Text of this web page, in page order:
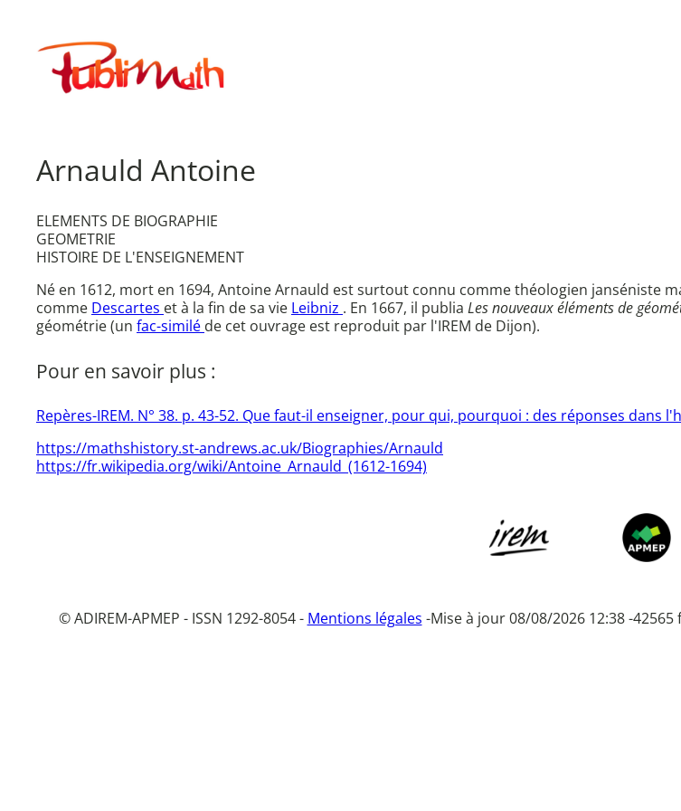
contenuPublimath
Arnauld Antoine
ELEMENTS DE BIOGRAPHIE
GEOMETRIE
HISTOIRE DE L'ENSEIGNEMENT
Né en 1612, mort en 1694, Antoine Arnauld est surtout connu comme théologien janséniste
comme Descartes et à la fin de sa vie Leibniz . En 1667, il publia Les nouveaux éléments de
géométrie (un fac-similé de cet ouvrage est reproduit par l'IREM de Dijon).
Pour en savoir plus :
Repères-IREM. N° 38. p. 43-52. Que faut-il enseigner, pour qui, pourquoi : des réponses dans
https://mathshistory.st-andrews.ac.uk/Biographies/Arnauld
https://fr.wikipedia.org/wiki/Antoine_Arnauld_(1612-1694)
© ADIREM-APMEP - ISSN 1292-8054 - Mentions légales -Mise à jour 08/08/2026 12:38 -42565